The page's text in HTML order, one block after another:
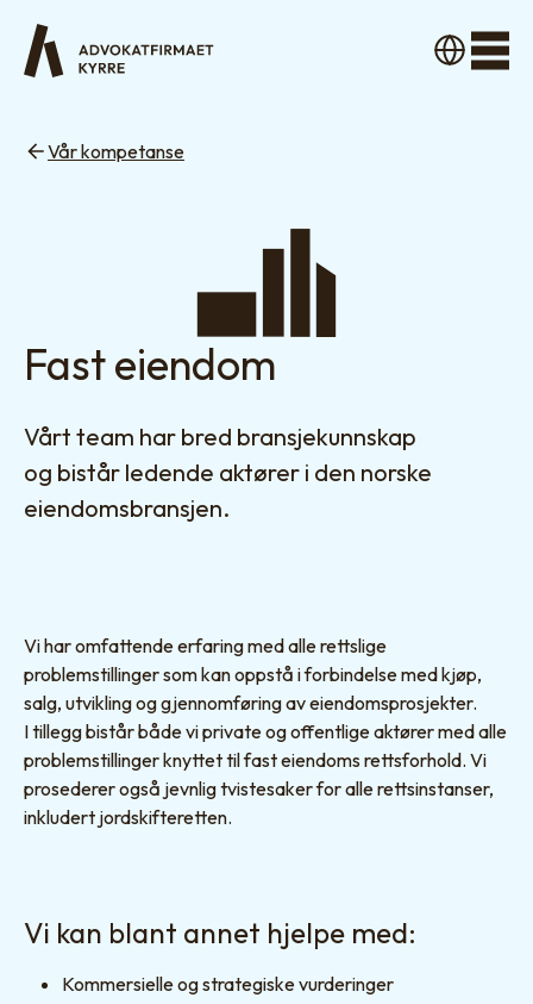
Vår kompetanse
Fast eiendom
Vårt team har bred bransjekunnskap
og bistår ledende aktører i den norske
eiendomsbransjen.
Vi har omfattende erfaring med alle rettslige
problemstillinger som kan oppstå i forbindelse med kjøp,
salg, utvikling og gjennomføring av eiendomsprosjekter.
I tillegg bistår både vi private og offentlige aktører med alle
problemstillinger knyttet til fast eiendoms rettsforhold. Vi
prosederer også jevnlig tvistesaker for alle rettsinstanser,
inkludert jordskifteretten.
Vi kan blant annet hjelpe med:
Kommersielle og strategiske vurderinger